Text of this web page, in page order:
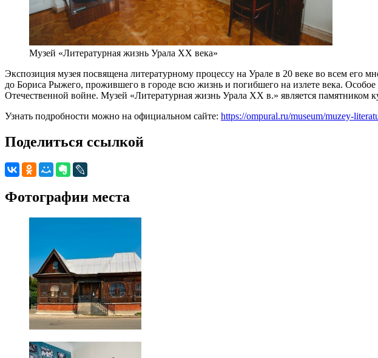
Музей «Литературная жизнь Урала ХХ века»
Экспозиция музея посвящена литературному процессу на Урале в 20 веке во всем его
до Бориса Рыжего, прожившего в городе всю жизнь и погибшего на излете века.
Отечественной войне. Музей «Литературная жизнь Урала XX в.» является памятником
Узнать подробности можно на официальном сайте: https://ompural.ru/museum/muzey-
Поделиться ссылкой
Фотографии места